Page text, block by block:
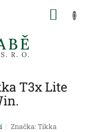
T3x Lite
Značka:Tikka